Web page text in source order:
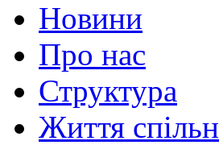
Новини
Про нас
Структура
Життя